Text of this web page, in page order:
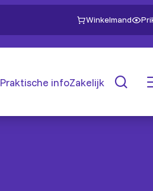
Winkelmand
Praktische infoZakelijk